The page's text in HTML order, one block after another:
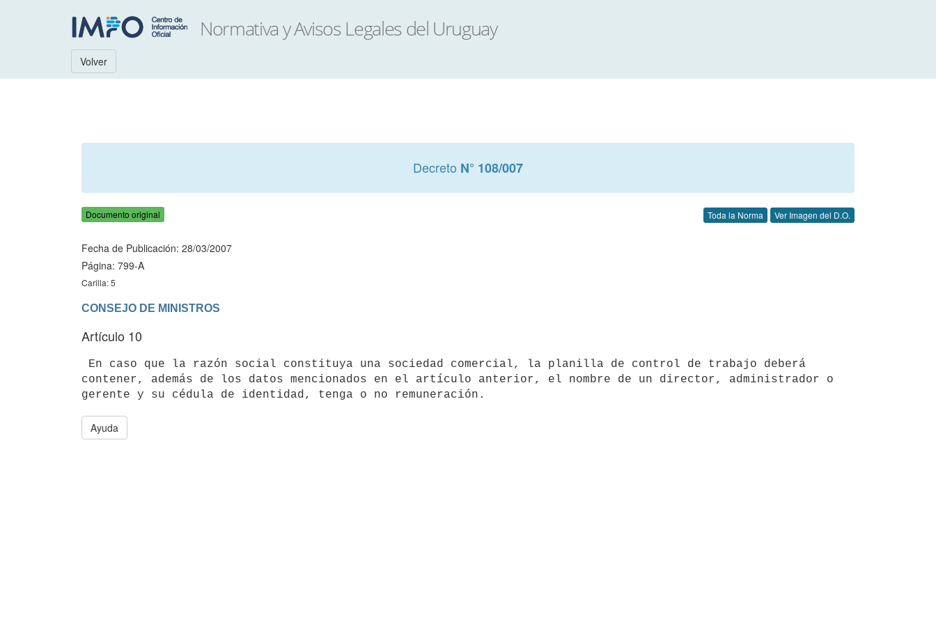
Volver
Decreto N° 108/007
Documento original Toda la Norma Ver Imagen del D.O.
Fecha de Publicación: 28/03/2007
Página: 799-A
Carilla: 5
Artículo 10
contener, además de los datos mencionados en el artículo anterior, el nombre de un director, administrador o
Ayuda